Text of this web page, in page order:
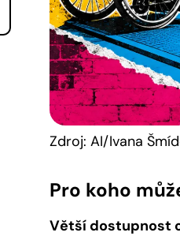
Zdroj: AI/Ivana
Pro koho
Větší dostupnost